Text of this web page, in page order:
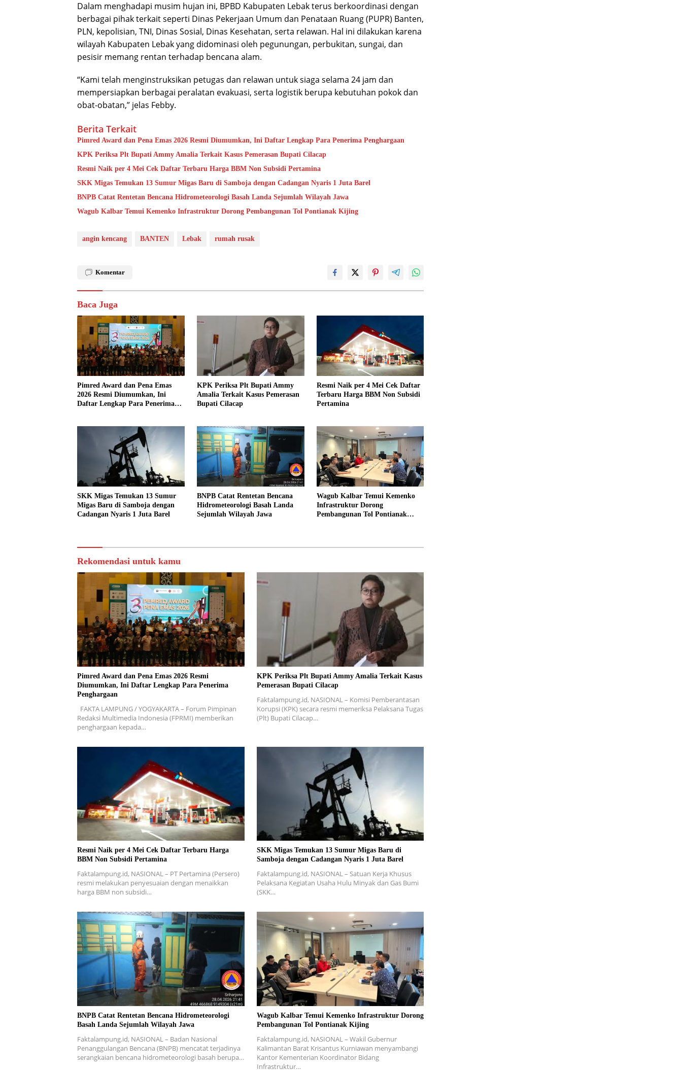
Dalam menghadapi musim hujan ini, BPBD Kabupaten Lebak terus berkoordinasi dengan
berbagai pihak terkait seperti Dinas Pekerjaan Umum dan Penataan Ruang (PUPR) Banten,
PLN, kepolisian, TNI, Dinas Sosial, Dinas Kesehatan, serta relawan. Hal ini dilakukan karena
wilayah Kabupaten Lebak yang didominasi oleh pegunungan, perbukitan, sungai, dan
pesisir memang rentan terhadap bencana alam.
“Kami telah menginstruksikan petugas dan relawan untuk siaga selama 24 jam dan
mempersiapkan berbagai peralatan evakuasi, serta logistik berupa kebutuhan pokok dan
obat-obatan,” jelas Febby.
Berita Terkait
Pimred Award dan Pena Emas 2026 Resmi Diumumkan, Ini Daftar Lengkap Para Penerima Penghargaan
KPK Periksa Plt Bupati Ammy Amalia Terkait Kasus Pemerasan Bupati Cilacap
Resmi Naik per 4 Mei Cek Daftar Terbaru Harga BBM Non Subsidi Pertamina
SKK Migas Temukan 13 Sumur Migas Baru di Samboja dengan Cadangan Nyaris 1 Juta Barel
BNPB Catat Rentetan Bencana Hidrometeorologi Basah Landa Sejumlah Wilayah Jawa
Wagub Kalbar Temui Kemenko Infrastruktur Dorong Pembangunan Tol Pontianak Kijing
angin kencang BANTEN Lebak rumah rusak
Komentar
Baca Juga
Pimred Award dan Pena Emas
2026 Resmi Diumumkan, Ini
Daftar Lengkap Para Penerima
KPK Periksa Plt Bupati Ammy
Amalia Terkait Kasus Pemerasan
Bupati Cilacap
Resmi Naik per 4 Mei Cek Daftar
Terbaru Harga BBM Non Subsidi
Pertamina
SKK Migas Temukan 13 Sumur
Migas Baru di Samboja dengan
Cadangan Nyaris 1 Juta Barel
BNPB Catat Rentetan Bencana
Hidrometeorologi Basah Landa
Sejumlah Wilayah Jawa
Wagub Kalbar Temui Kemenko
Infrastruktur Dorong
Pembangunan Tol Pontianak
Rekomendasi untuk kamu
Pimred Award dan Pena Emas 2026 Resmi
Diumumkan, Ini Daftar Lengkap Para Penerima
Penghargaan
FAKTA LAMPUNG / YOGYAKARTA – Forum Pimpinan
Redaksi Multimedia Indonesia (FPRMI) memberikan
penghargaan kepada…
KPK Periksa Plt Bupati Ammy Amalia Terkait Kasus
Pemerasan Bupati Cilacap
Faktalampung.id, NASIONAL – Komisi Pemberantasan
Korupsi (KPK) secara resmi memeriksa Pelaksana Tugas
(Plt) Bupati Cilacap…
Resmi Naik per 4 Mei Cek Daftar Terbaru Harga
BBM Non Subsidi Pertamina
Faktalampung.id, NASIONAL – PT Pertamina (Persero)
resmi melakukan penyesuaian dengan menaikkan
harga BBM non subsidi…
SKK Migas Temukan 13 Sumur Migas Baru di
Samboja dengan Cadangan Nyaris 1 Juta Barel
Faktalampung.id, NASIONAL – Satuan Kerja Khusus
Pelaksana Kegiatan Usaha Hulu Minyak dan Gas Bumi
(SKK…
BNPB Catat Rentetan Bencana Hidrometeorologi
Basah Landa Sejumlah Wilayah Jawa
Faktalampung.id, NASIONAL – Badan Nasional
Penanggulangan Bencana (BNPB) mencatat terjadinya
serangkaian bencana hidrometeorologi basah berupa…
Wagub Kalbar Temui Kemenko Infrastruktur Dorong
Pembangunan Tol Pontianak Kijing
Faktalampung.id, NASIONAL – Wakil Gubernur
Kalimantan Barat Krisantus Kurniawan menyambangi
Kantor Kementerian Koordinator Bidang
Infrastruktur…